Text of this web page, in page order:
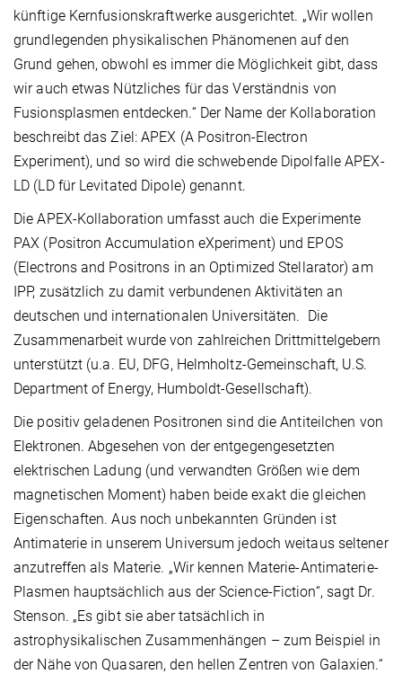
künftige Kernfusionskraftwerke ausgerichtet. „Wir wollen
grundlegenden physikalischen Phänomenen auf den
Grund gehen, obwohl es immer die Möglichkeit gibt, dass
wir auch etwas Nützliches für das Verständnis von
Fusionsplasmen entdecken.“ Der Name der Kollaboration
beschreibt das Ziel: APEX (A Positron-Electron
Experiment), und so wird die schwebende Dipolfalle APEX-
LD (LD für Levitated Dipole) genannt.
Die APEX-Kollaboration umfasst auch die Experimente
PAX (Positron Accumulation eXperiment) und EPOS
(Electrons and Positrons in an Optimized Stellarator) am
IPP, zusätzlich zu damit verbundenen Aktivitäten an
deutschen und internationalen Universitäten. Die
Zusammenarbeit wurde von zahlreichen Drittmittelgebern
unterstützt (u.a. EU, DFG, Helmholtz-Gemeinschaft, U.S.
Department of Energy, Humboldt-Gesellschaft).
Die positiv geladenen Positronen sind die Antiteilchen von
Elektronen. Abgesehen von der entgegengesetzten
elektrischen Ladung (und verwandten Größen wie dem
magnetischen Moment) haben beide exakt die gleichen
Eigenschaften. Aus noch unbekannten Gründen ist
Antimaterie in unserem Universum jedoch weitaus seltener
anzutreffen als Materie. „Wir kennen Materie-Antimaterie-
Plasmen hauptsächlich aus der Science-Fiction“, sagt Dr.
Stenson. „Es gibt sie aber tatsächlich in
astrophysikalischen Zusammenhängen – zum Beispiel in
der Nähe von Quasaren, den hellen Zentren von Galaxien.“